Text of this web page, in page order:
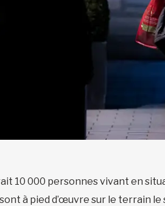
10 000 personnes vivant en
à pied d’œuvre sur le terrain le